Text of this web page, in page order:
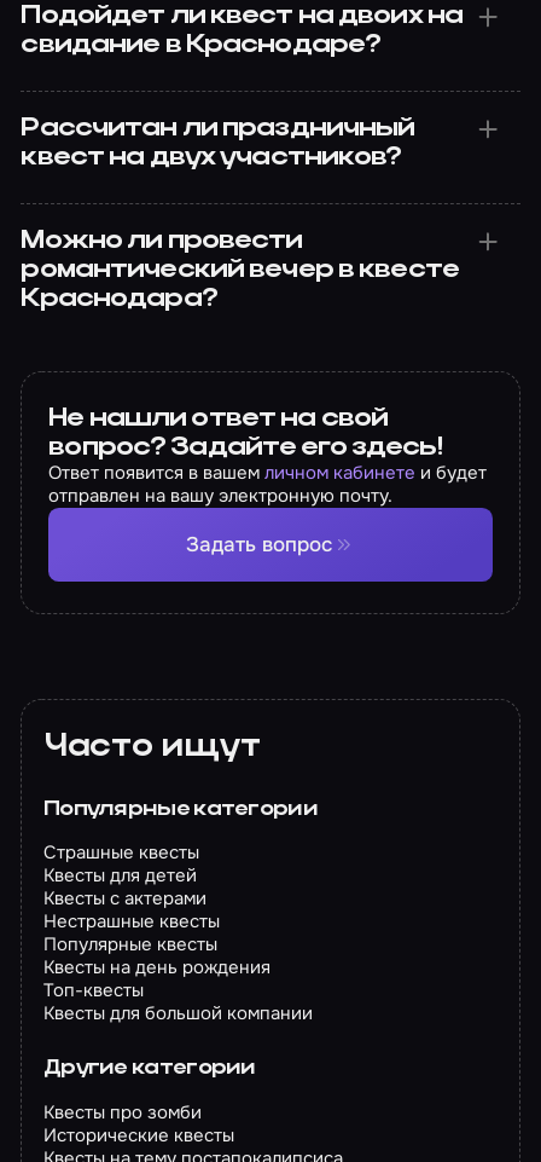
Подойдет ли квест на двоих на
свидание в Краснодаре?
Рассчитан ли праздничный
квест на двух участников?
Можно ли провести
романтический вечер в квесте
Краснодара?
Не нашли ответ на свой
вопрос? Задайте его здесь!
Ответ появится в вашемличном кабинете и будет
отправлен на вашу электронную почту.
Задать вопрос
Часто ищут
Популярные категории
Страшные квесты
Квесты для детей
Квесты с актерами
Нестрашные квесты
Популярные квесты
Квесты на день рождения
Топ-квесты
Квесты для большой компании
Другие категории
Квесты про зомби
Исторические квесты